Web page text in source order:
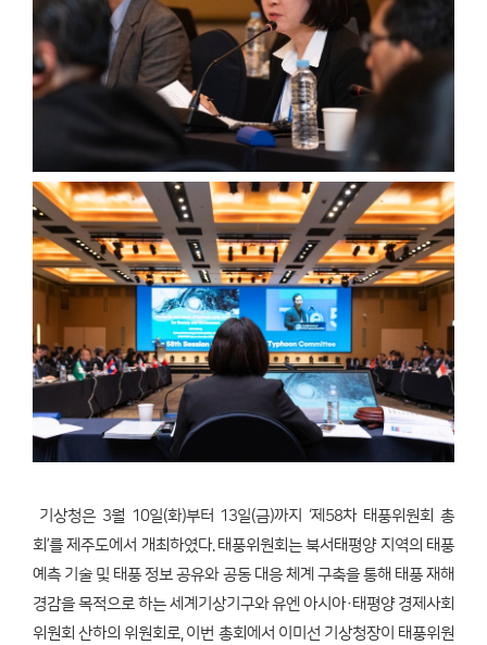
기상청은 3월 10일(화)부터 13일(금)까지 ‘제58차 태풍위원회 총
회’를 제주도에서 개최하였다. 태풍위원회는 북서태평양 지역의 태풍
예측 기술 및 태풍 정보 공유와 공동 대응 체계 구축을 통해 태풍 재해
경감을 목적으로 하는 세계기상기구와 유엔 아시아·태평양 경제사회
위원회 산하의 위원회로, 이번 총회에서 이미선 기상청장이 태풍위원